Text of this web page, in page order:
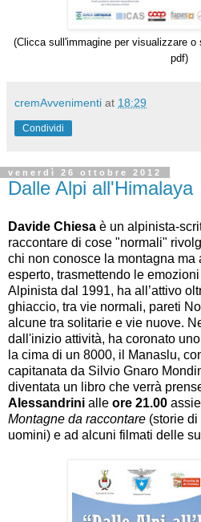
(Clicca sull'immagine per visualizzare o
pdf)
cremAvvenimenti at 18:29
Condividi
venerdì 26 ottobre 2012
Dalle Alpi all'Himalaya
Davide Chiesa è un alpinista-
raccontare di cose "normali"
chi non conosce la montagna
esperto, trasmettendo le
Alpinista dal 1991, ha all’attivo
ghiaccio, tra vie normali, pareti
alcune tra solitarie e vie nuove.
dall'inizio attività, ha coronato
la cima di un 8000, il Manaslu,
capitanata da Silvio Gnaro
diventata un libro che verrà
Alessandrini alle ore 21.00
Montagne da raccontare (storie
uomini) e ad alcuni filmati delle